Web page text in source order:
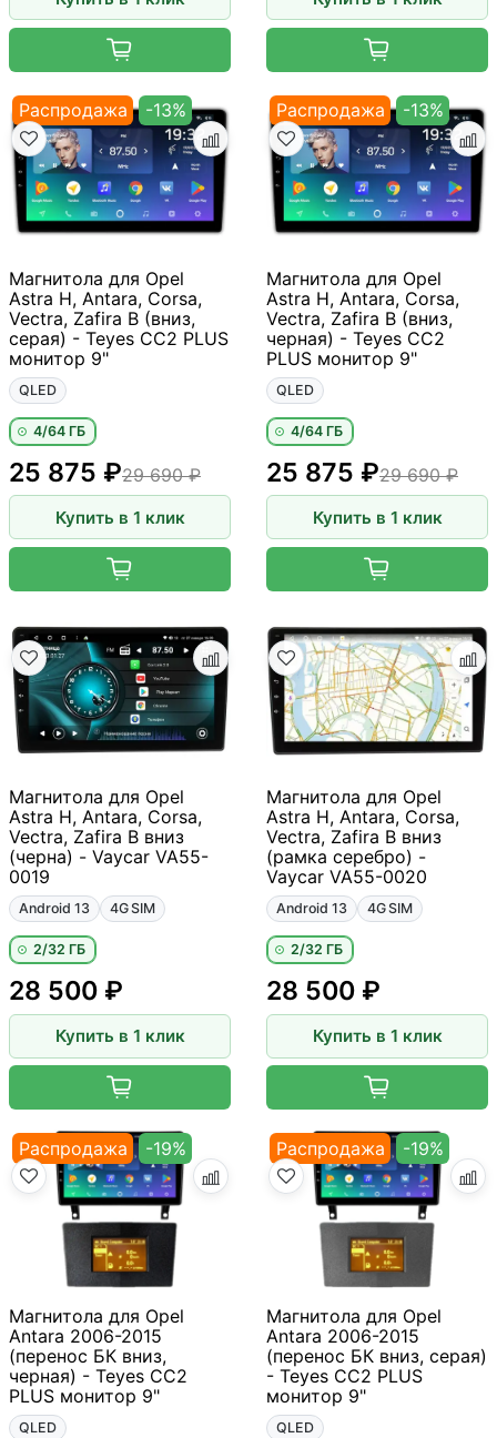
Распродажа -13%
Магнитола для Opel
Astra H, Antara, Corsa,
Vectra, Zafira B (вниз,
серая) - Teyes CC2 PLUS
монитор 9"
QLED
4/64 ГБ
29 690 ₽
25 875 ₽
Купить в 1 клик
Распродажа -13%
Магнитола для Opel
Astra H, Antara, Corsa,
Vectra, Zafira B (вниз,
черная) - Teyes CC2
PLUS монитор 9"
QLED
4/64 ГБ
29 690 ₽
25 875 ₽
Купить в 1 клик
Магнитола для Opel
Astra H, Antara, Corsa,
Vectra, Zafira B вниз
(черна) - Vaycar VA55-
0019
Android 13 4G SIM
2/32 ГБ
28 500 ₽
Купить в 1 клик
Магнитола для Opel
Astra H, Antara, Corsa,
Vectra, Zafira B вниз
(рамка серебро) -
Vaycar VA55-0020
Android 13 4G SIM
2/32 ГБ
28 500 ₽
Купить в 1 клик
Распродажа -19%
Магнитола для Opel
Antara 2006-2015
(перенос БК вниз,
черная) - Teyes CC2
PLUS монитор 9"
QLED
Распродажа -19%
Магнитола для Opel
Antara 2006-2015
(перенос БК вниз, серая)
- Teyes CC2 PLUS
монитор 9"
QLED